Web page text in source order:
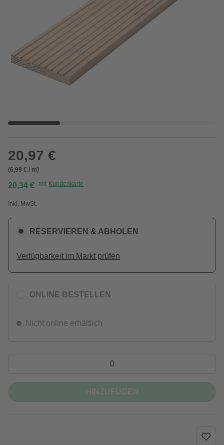
20,97 €
(6,99 € / m)
20,34 € mit Kundenkarte
Inkl. MwSt.
RESERVIEREN & ABHOLEN
Verfügbarkeit im Markt prüfen
ONLINE BESTELLEN
Nicht online erhältlich